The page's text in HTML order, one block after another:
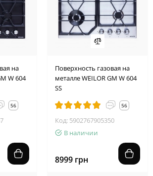
на
W 604
56
Поверхность газовая на
металле WEILOR GM W 604
SS
56
Код: 5902767905350
В наличии
8999 грн